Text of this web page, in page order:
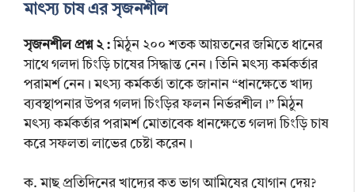
মাৎস্য চাষ এর সৃজনশীল
সৃজনশীল প্রশ্ন ২ :মিঠুন ২০০ শতক আয়তনের জমিতে ধানের
সাথে গলদা চিংড়ি চাষের সিদ্ধান্ত নেন। তিনি মৎস্য কর্মকর্তার
পরামর্শ নেন। মৎস্য কর্মকর্তা তাকে জানান “ধানক্ষেতে খাদ্য
ব্যবস্থাপনার উপর গলদা চিংড়ির ফলন নির্ভরশীল।” মিঠুন
মৎস্য কর্মকর্তার পরামর্শ মোতাবেক ধানক্ষেতে গলদা চিংড়ি চাষ
করে সফলতা লাভের চেষ্টা করেন।
ক. মাছ প্রতিদিনের খাদ্যের কত ভাগ আমিষের যোগান দেয়?